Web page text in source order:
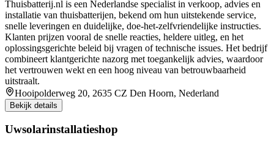
Thuisbatterij.nl is een Nederlandse specialist in verkoop, advies en
installatie van thuisbatterijen, bekend om hun uitstekende service,
snelle leveringen en duidelijke, doe‑het‑zelfvriendelijke instructies.
Klanten prijzen vooral de snelle reacties, heldere uitleg, en het
oplossingsgerichte beleid bij vragen of technische issues. Het bedrijf
combineert klantgerichte nazorg met toegankelijk advies, waardoor
het vertrouwen wekt en een hoog niveau van betrouwbaarheid
uitstraalt.
Hooipolderweg 20, 2635 CZ Den Hoorn, Nederland
Bekijk details
Uwsolarinstallatieshop